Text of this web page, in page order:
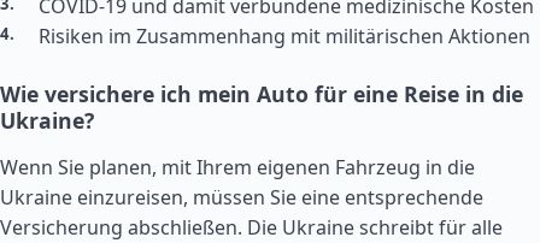
COVID-19 und damit verbundene medizinische Kosten
Risiken im Zusammenhang mit militärischen Aktionen
Wie versichere ich mein Auto für eine Reise in die
Ukraine?
Wenn Sie planen, mit Ihrem eigenen Fahrzeug in die
Ukraine einzureisen, müssen Sie eine entsprechende
Versicherung abschließen. Die Ukraine schreibt für alle